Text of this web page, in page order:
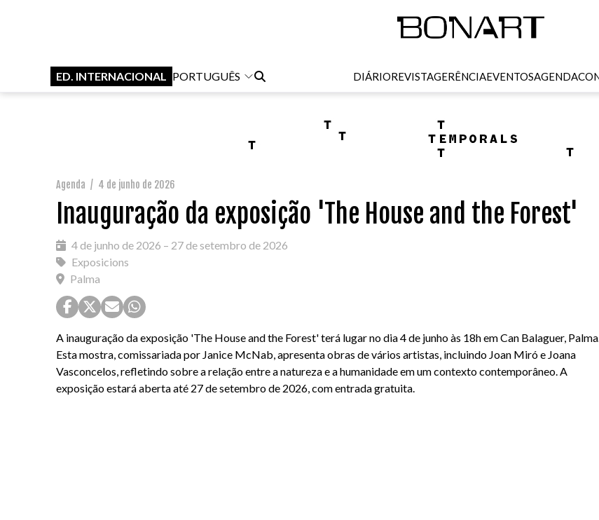
ED. INTERNACIONAL PORTUGUÊS DIÁRIOREVISTAGERÊNCIAEVENTOSAGENDA
Agenda / 4 de junho de 2026
Inauguração da exposição 'The House and the Forest'
4 de junho de 2026 – 27 de setembro de 2026
Exposicions
Palma
A inauguração da exposição 'The House and the Forest' terá lugar no dia 4 de junho às 18h em Can Balaguer,
Esta mostra, comissariada por Janice McNab, apresenta obras de vários artistas, incluindo Joan Miró e Joana
Vasconcelos, refletindo sobre a relação entre a natureza e a humanidade em um contexto contemporâneo. A
exposição estará aberta até 27 de setembro de 2026, com entrada gratuita.